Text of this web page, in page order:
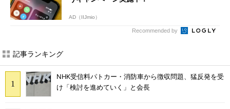
AD（IIJmio）
Recommended by
記事ランキング
NHK受信料パトカー・消防車から徴収問題、猛反発を受
け「検討を進めていく」と会長